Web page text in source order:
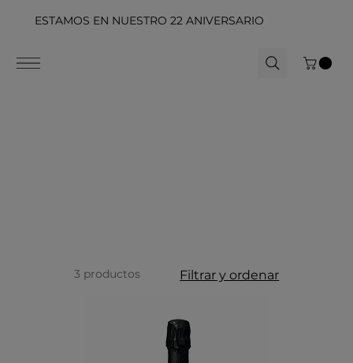
ESTAMOS EN NUESTRO 22 ANIVERSARIO
3 productos Filtrar y ordenar